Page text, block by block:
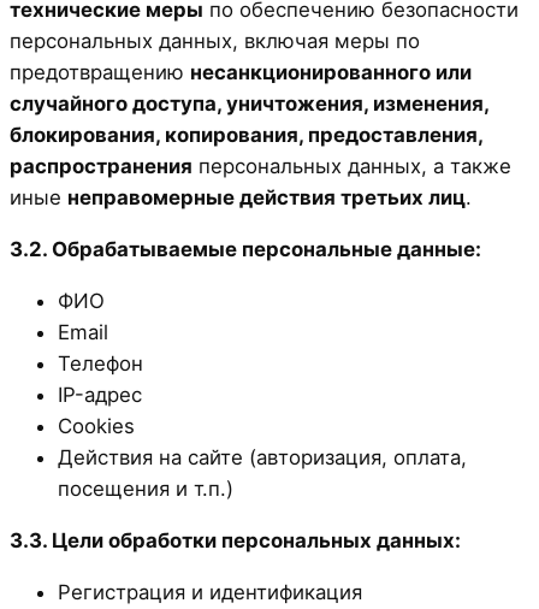
технические меры по обеспечению безопасности
персональных данных, включая меры по
предотвращению несанкционированного или
случайного доступа, уничтожения, изменения,
блокирования, копирования, предоставления,
распространения персональных данных, а также
иные неправомерные действия третьих лиц.
3.2. Обрабатываемые персональные данные:
ФИО
Email
Телефон
IP-адрес
Cookies
Действия на сайте (авторизация, оплата,
посещения и т.п.)
3.3. Цели обработки персональных данных:
Регистрация и идентификация